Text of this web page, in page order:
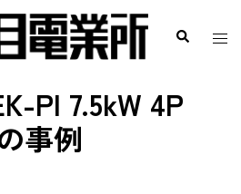
PI 7.5kW 4P
事例